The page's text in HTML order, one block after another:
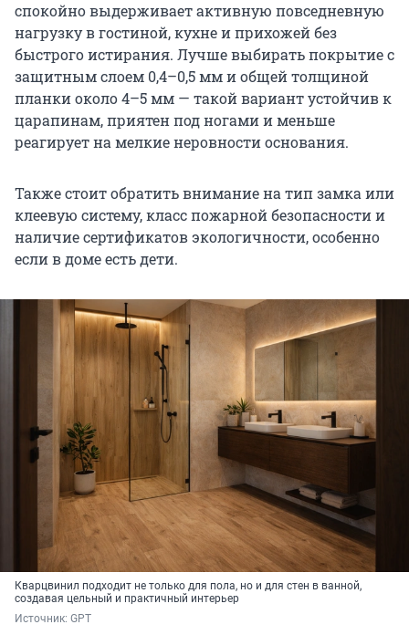
спокойно выдерживает активную повседневную
нагрузку в гостиной, кухне и прихожей без
быстрого истирания. Лучше выбирать покрытие с
защитным слоем 0,4–0,5 мми общей толщиной
планки около4–5 мм — такой вариант устойчив к
царапинам, приятен под ногами и меньше
реагирует на мелкие неровности основания.
Также стоит обратить внимание на тип замка или
клеевую систему, класс пожарной безопасности и
наличие сертификатов экологичности, особенно
если в доме есть дети.
Кварцвинил подходит не только для пола, но и для стен в ванной,
создавая цельный и практичный интерьер
Источник: GPT